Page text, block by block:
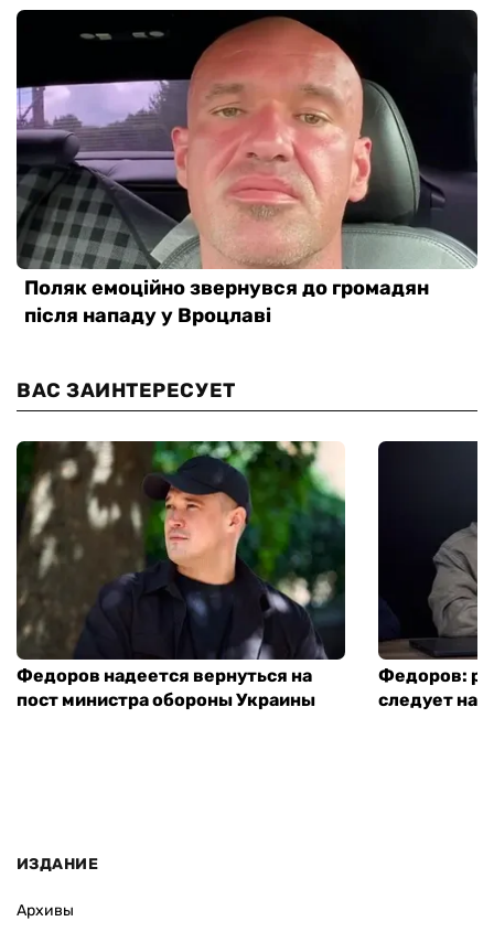
ВАС ЗАИНТЕРЕСУЕТ
Федоров надеется вернуться на
пост министра обороны Украины
Федоров:
следует
ИЗДАНИЕ
Архивы